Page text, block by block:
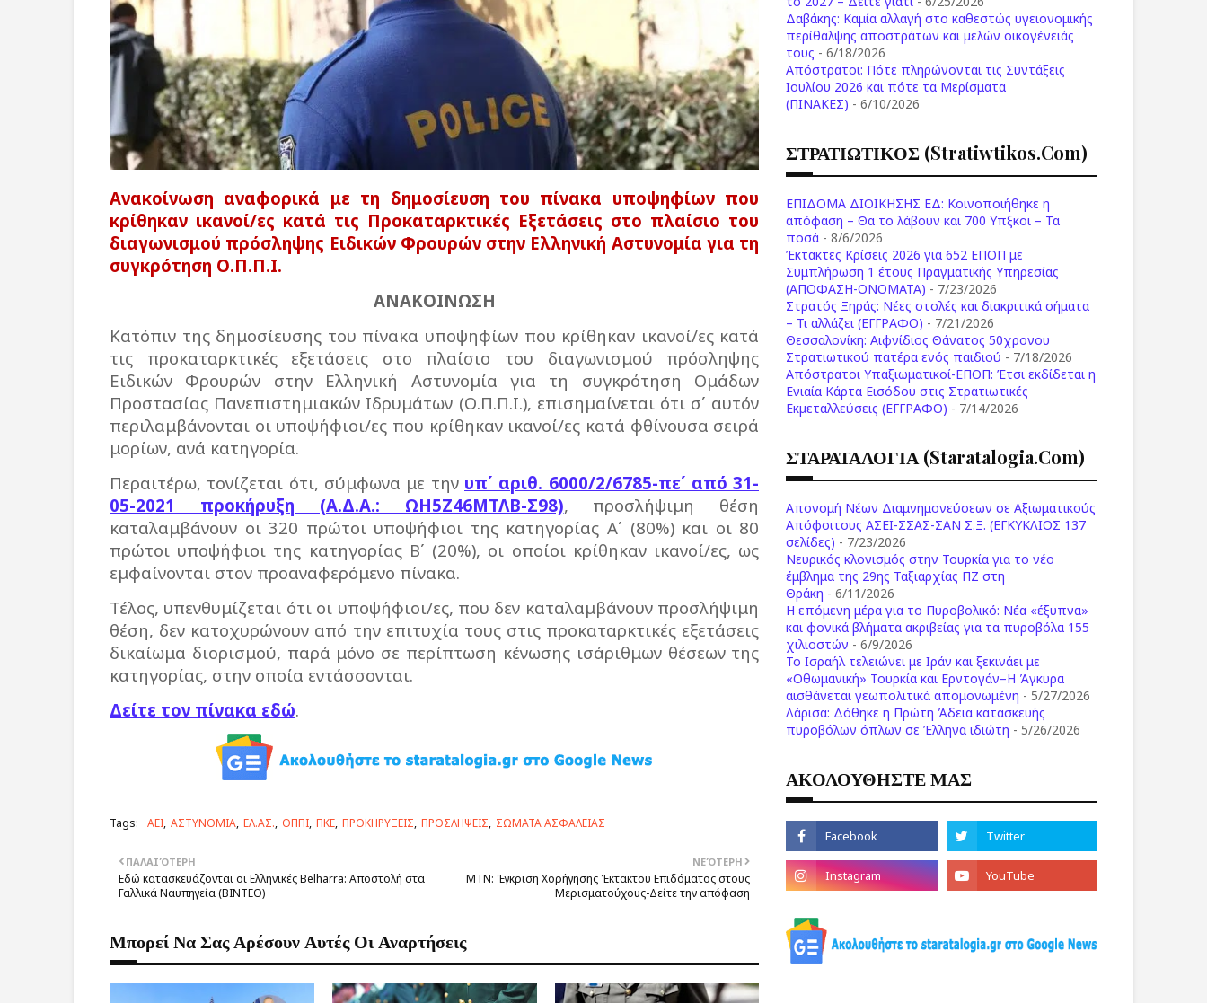
Ανακοίνωση αναφορικά με τη δημοσίευση του πίνακα υποψηφίων που
κρίθηκαν ικανοί/ες κατά τις Προκαταρκτικές Εξετάσεις στο πλαίσιο του
διαγωνισμού πρόσληψης Ειδικών Φρουρών στην Ελληνική Αστυνομία για τη
συγκρότηση Ο.Π.Π.Ι.
ΑΝΑΚΟΙΝΩΣΗ
Κατόπιν της δημοσίευσης του πίνακα υποψηφίων που κρίθηκαν ικανοί/ες κατά
τις προκαταρκτικές εξετάσεις στο πλαίσιο του διαγωνισμού πρόσληψης
Ειδικών Φρουρών στην Ελληνική Αστυνομία για τη συγκρότηση Ομάδων
Προστασίας Πανεπιστημιακών Ιδρυμάτων (Ο.Π.Π.Ι.), επισημαίνεται ότι σ΄ αυτόν
περιλαμβάνονται οι υποψήφιοι/ες που κρίθηκαν ικανοί/ες κατά φθίνουσα σειρά
μορίων, ανά κατηγορία.
Περαιτέρω, τονίζεται ότι, σύμφωνα με την υπ΄ αριθ. 6000/2/6785-πε΄ από 31-
05-2021 προκήρυξη (Α.Δ.Α.: ΩΗ5Ζ46ΜΤΛΒ-Σ98), προσλήψιμη θέση
καταλαμβάνουν οι 320 πρώτοι υποψήφιοι της κατηγορίας Α΄ (80%) και οι 80
πρώτοι υποψήφιοι της κατηγορίας Β΄ (20%), οι οποίοι κρίθηκαν ικανοί/ες, ως
εμφαίνονται στον προαναφερόμενο πίνακα.
Τέλος, υπενθυμίζεται ότι οι υποψήφιοι/ες, που δεν καταλαμβάνουν προσλήψιμη
θέση, δεν κατοχυρώνουν από την επιτυχία τους στις προκαταρκτικές εξετάσεις
δικαίωμα διορισμού, παρά μόνο σε περίπτωση κένωσης ισάριθμων θέσεων της
κατηγορίας, στην οποία εντάσσονται.
Δείτε τον πίνακα εδώ.
Tags: ΑΕΙ ΑΣΤΥΝΟΜΙΑ ΕΛ.ΑΣ. ΟΠΠΙ ΠΚΕ ΠΡΟΚΗΡΥΞΕΙΣ ΠΡΟΣΛΗΨΕΙΣ ΣΩΜΑΤΑ ΑΣΦΑΛΕΙΑΣ
ΝΕΌΤΕΡΗ
ΜΤΝ: Έγκριση Χορήγησης Έκτακτου Επιδόματος στους
Μερισματούχους-Δείτε την απόφαση
ΠΑΛΑΙΌΤΕΡΗ
Εδώ κατασκευάζονται οι Ελληνικές Belharra: Αποστολή στα
Γαλλικά Ναυπηγεία (ΒΙΝΤΕΟ)
Μπορεί Να Σας Αρέσουν Αυτές Οι Αναρτήσεις
Δαβάκης: Καμία αλλαγή στο καθεστώς υγειονομικής
περίθαλψης αποστράτων και μελών οικογένειάς
τους - 6/18/2026
Aπόστρατοι: Πότε πληρώνονται τις Συντάξεις
Ιουλίου 2026 και πότε τα Μερίσματα
(ΠΙΝΑΚΕΣ) - 6/10/2026
ΣΤΡΑΤΙΩΤΙΚΟΣ (stratiwtikos.com)
ΕΠΙΔΟΜΑ ΔΙΟΙΚΗΣΗΣ ΕΔ: Κοινοποιήθηκε η
απόφαση – Θα το λάβουν και 700 Υπξκοι – Τα
ποσά - 8/6/2026
Έκτακτες Κρίσεις 2026 για 652 ΕΠΟΠ με
Συμπλήρωση 1 έτους Πραγματικής Υπηρεσίας
(ΑΠΟΦΑΣΗ-ONOMATA) - 7/23/2026
Στρατός Ξηράς: Νέες στολές και διακριτικά σήματα
– Τι αλλάζει (ΕΓΓΡΑΦΟ) - 7/21/2026
Θεσσαλονίκη: Αιφνίδιος Θάνατος 50χρονου
Στρατιωτικού πατέρα ενός παιδιού - 7/18/2026
Απόστρατοι Υπαξιωματικοί-ΕΠΟΠ: Έτσι εκδίδεται η
Ενιαία Κάρτα Εισόδου στις Στρατιωτικές
Εκμεταλλεύσεις (ΕΓΓΡΑΦΟ) - 7/14/2026
ΣΤΑΡΑΤΑΛΟΓΙΑ (staratalogia.com)
Απονομή Νέων Διαμνημονεύσεων σε Αξιωματικούς
Απόφοιτους ΑΣΕΙ-ΣΣΑΣ-ΣΑΝ Σ.Ξ. (ΕΓΚΥΚΛΙΟΣ 137
σελίδες) - 7/23/2026
Νευρικός κλονισμός στην Τουρκία για το νέο
έμβλημα της 29ης Ταξιαρχίας ΠΖ στη
Θράκη - 6/11/2026
Η επόμενη μέρα για το Πυροβολικό: Νέα «έξυπνα»
και φονικά βλήματα ακριβείας για τα πυροβόλα 155
χιλιοστών - 6/9/2026
Το Ισραήλ τελειώνει με Ιράν και ξεκινάει με
«Οθωμανική» Τουρκία και Ερντογάν–Η Άγκυρα
αισθάνεται γεωπολιτικά απομονωμένη - 5/27/2026
Λάρισα: Δόθηκε η Πρώτη Άδεια κατασκευής
πυροβόλων όπλων σε Έλληνα ιδιώτη - 5/26/2026
ΑΚΟΛΟΥΘΗΣΤΕ ΜΑΣ